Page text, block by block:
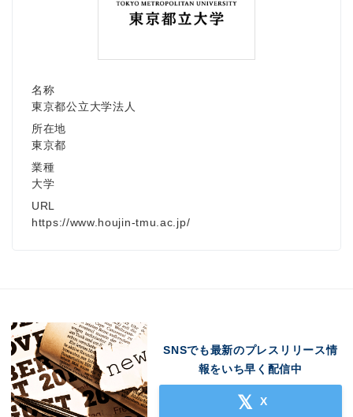
名称
東京都公立大学法人
所在地
東京都
業種
大学
URL
https://www.houjin-tmu.ac.jp/
SNSでも最新のプレスリリース情
報をいち早く配信中
X